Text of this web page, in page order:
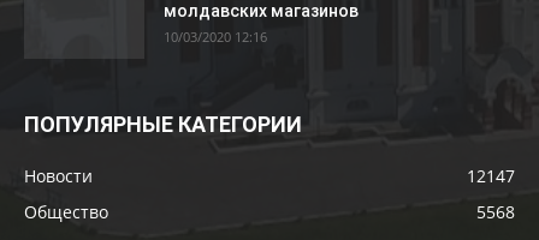
молдавских магазинов
10/03/2020 12:16
ПОПУЛЯРНЫЕ КАТЕГОРИИ
Новости
12147
Общество
5568